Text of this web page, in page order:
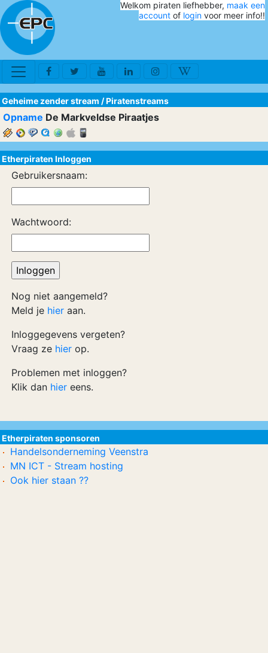
Welkom piraten liefhebber, maak een
account of login voor meer info!!
Geheime zender stream /Piratenstreams
Opname De Markveldse Piraatjes
Etherpiraten Inloggen
Gebruikersnaam:
Wachtwoord:
Nog niet aangemeld?
Meld je hier aan.
Inloggegevens vergeten?
Vraag ze hier op.
Problemen met inloggen?
Klik dan hier eens.
Etherpiraten sponsoren
Handelsonderneming Veenstra
MN ICT - Stream hosting
Ook hier staan ??